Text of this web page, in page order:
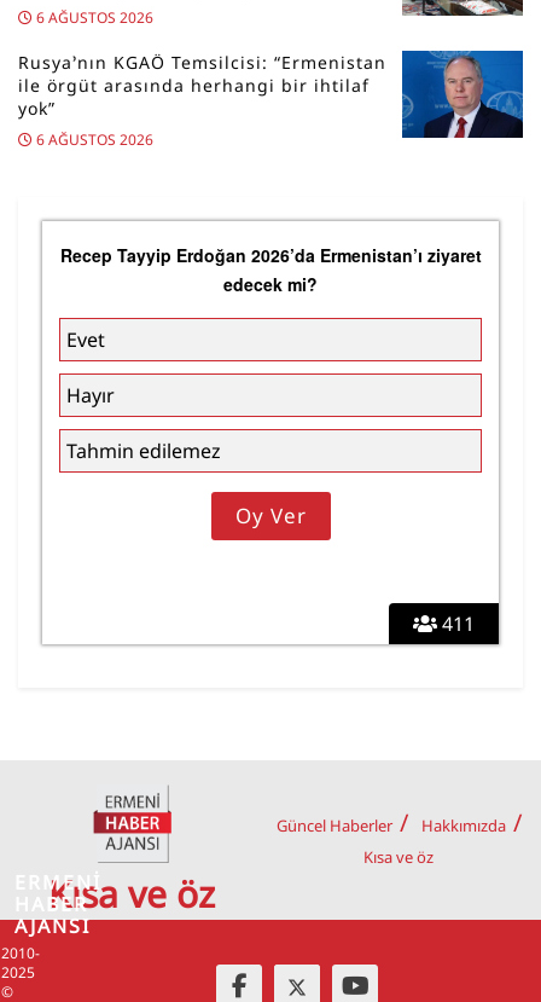
6 AĞUSTOS 2026
Rusya’nın KGAÖ Temsilcisi: “Ermenistan
ile örgüt arasında herhangi bir ihtilaf
yok”
6 AĞUSTOS 2026
411
Recep Tayyip Erdoğan 2026’da Ermenistan’ı ziyaret
edecek mi?
Evet
Hayır
Tahmin edilemez
Kısa ve öz
Güncel Haberler
Hakkımızda
Kısa ve öz
2010-
2025
©
ERMENİ
HABER
AJANSI